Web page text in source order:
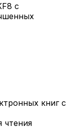
с
книг с
чтения